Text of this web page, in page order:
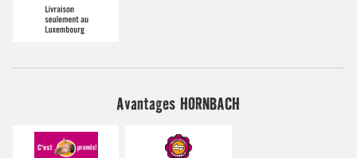
Avantages HORNBACH